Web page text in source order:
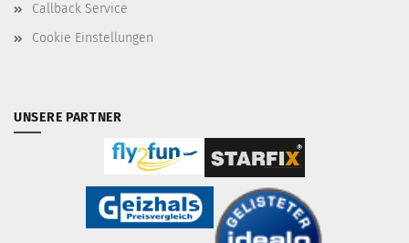
Callback Service
Cookie Einstellungen
UNSERE PARTNER